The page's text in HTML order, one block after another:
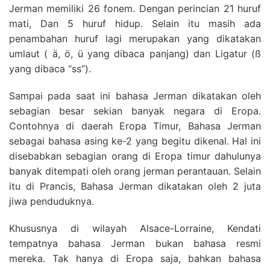
Jerman memiliki 26 fonem. Dengan perincian 21 huruf
mati, Dan 5 huruf hidup. Selain itu masih ada
penambahan huruf lagi merupakan yang dikatakan
umlaut ( ä, ö, ü yang dibaca panjang) dan Ligatur (ß
yang dibaca “ss”).
Sampai pada saat ini bahasa Jerman dikatakan oleh
sebagian besar sekian banyak negara di Eropa.
Contohnya di daerah Eropa Timur, Bahasa Jerman
sebagai bahasa asing ke-2 yang begitu dikenal. Hal ini
disebabkan sebagian orang di Eropa timur dahulunya
banyak ditempati oleh orang jerman perantauan. Selain
itu di Prancis, Bahasa Jerman dikatakan oleh 2 juta
jiwa penduduknya.
Khususnya di wilayah Alsace-Lorraine, Kendati
tempatnya bahasa Jerman bukan bahasa resmi
mereka. Tak hanya di Eropa saja, bahkan bahasa